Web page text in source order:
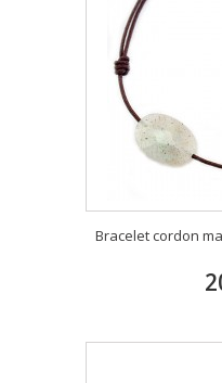
Bracelet cordon